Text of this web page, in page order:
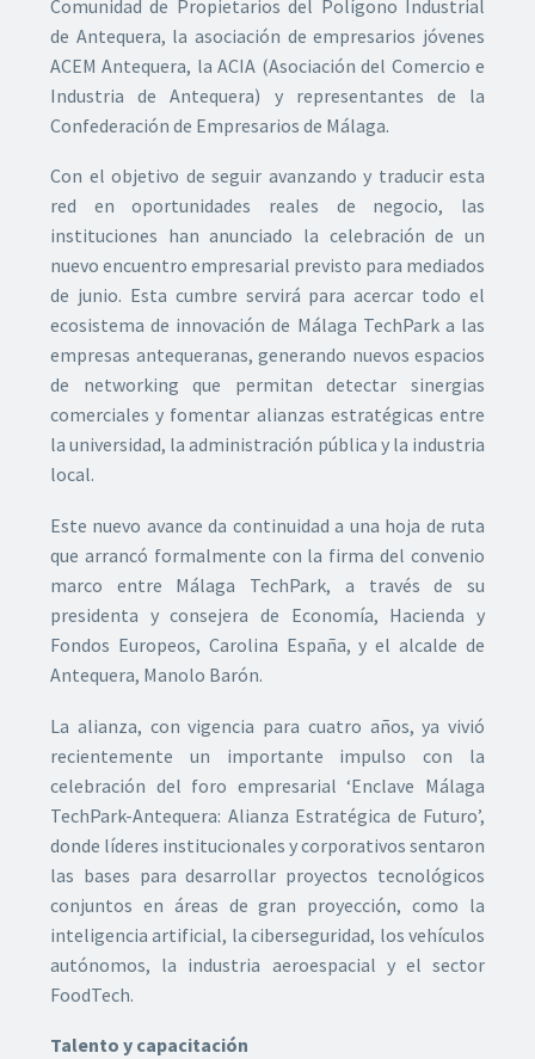
Comunidad de Propietarios del Polígono Industrial
de Antequera, la asociación de empresarios jóvenes
ACEM Antequera, la ACIA (Asociación del Comercio e
Industria de Antequera) y representantes de la
Confederación de Empresarios de Málaga.
Con el objetivo de seguir avanzando y traducir esta
red en oportunidades reales de negocio, las
instituciones han anunciado la celebración de un
nuevo encuentro empresarial previsto para mediados
de junio. Esta cumbre servirá para acercar todo el
ecosistema de innovación de Málaga TechPark a las
empresas antequeranas, generando nuevos espacios
de networking que permitan detectar sinergias
comerciales y fomentar alianzas estratégicas entre
la universidad, la administración pública y la industria
local.
Este nuevo avance da continuidad a una hoja de ruta
que arrancó formalmente con la firma del convenio
marco entre Málaga TechPark, a través de su
presidenta y consejera de Economía, Hacienda y
Fondos Europeos, Carolina España, y el alcalde de
Antequera, Manolo Barón.
La alianza, con vigencia para cuatro años, ya vivió
recientemente un importante impulso con la
celebración del foro empresarial ‘Enclave Málaga
TechPark-Antequera: Alianza Estratégica de Futuro’,
donde líderes institucionales y corporativos sentaron
las bases para desarrollar proyectos tecnológicos
conjuntos en áreas de gran proyección, como la
inteligencia artificial, la ciberseguridad, los vehículos
autónomos, la industria aeroespacial y el sector
FoodTech.
Talento y capacitación